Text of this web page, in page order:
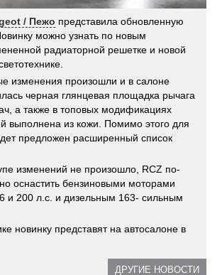
/ Пежо представила обновленную
можно узнать по новым
радиаторной решетке и новой
изменения произошли и в салоне
черная глянцевая площадка рычага
а также в топовых модификациях
выполнена из кожи. Помимо этого для
предложен расширенный список
изменений не произошло, RCZ по-
оснастить бензиновыми моторами
и 200 л.с. и дизельным 163- сильным
новинку представят на автосалоне в
ДРУГИЕ НОВОСТИ